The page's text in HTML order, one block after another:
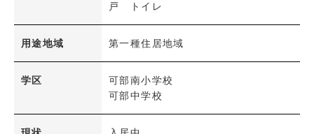
検 索 内容をクリア
戸 トイレ
用途地域 第一種住居地域
学区
可部南小学校
可部中学校